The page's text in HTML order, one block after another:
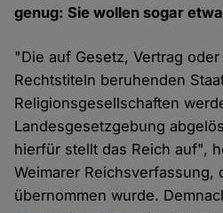
genug: Sie wollen sogar
"Die auf Gesetz, Vertrag
Rechtstiteln beruhenden
Religionsgesellschaften
Landesgesetzgebung
hierfür stellt das Reich auf",
Weimarer Reichsverfassung,
übernommen wurde.